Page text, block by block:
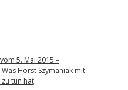
5. Mai 2015 –
Horst Szymaniak mit
tun hat